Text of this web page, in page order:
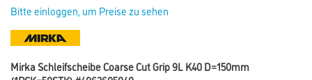
Bitte einloggen, um Preise zu sehen
Mirka Schleifscheibe Coarse Cut Grip 9L K40 D=150mm